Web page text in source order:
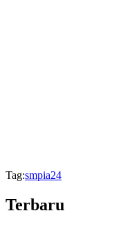
Tag:smpia24
Terbaru